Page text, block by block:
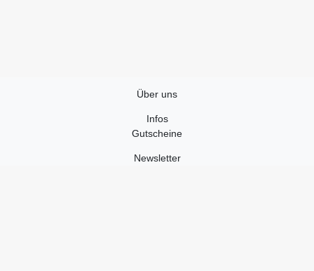
Über uns
Infos
Gutscheine
Newsletter